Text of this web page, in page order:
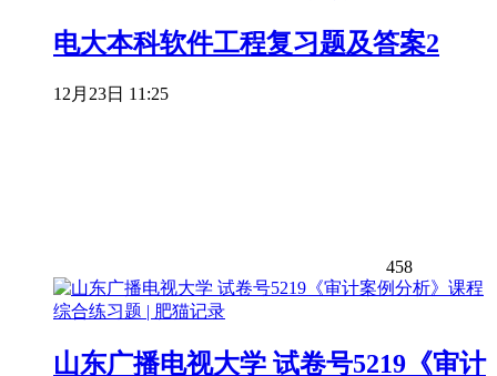
电大本科软件工程复习题及答案2
12月23日 11:25
458
山东广播电视大学 试卷号5219《审计